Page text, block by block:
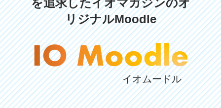
リジナルMoodle
イオムードル